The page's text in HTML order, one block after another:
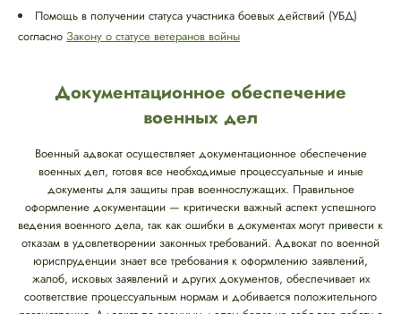
Помощь в получении статуса участника боевых действий (УБД)
согласно Закону о статусе ветеранов войны
Документационное обеспечение
военных дел
Военный адвокат осуществляет документационное обеспечение
военных дел, готовя все необходимые процессуальные и иные
документы для защиты прав военнослужащих. Правильное
оформление документации — критически важный аспект успешного
ведения военного дела, так как ошибки в документах могут привести к
отказам в удовлетворении законных требований. Адвокат по военной
юриспруденции знает все требования к оформлению заявлений,
жалоб, исковых заявлений и других документов, обеспечивает их
соответствие процессуальным нормам и добивается положительного